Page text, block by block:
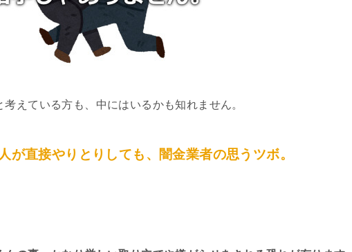
えている方も、中にはいるかも知れません。
が直接やりとりしても、闇金業者の思うツボ。